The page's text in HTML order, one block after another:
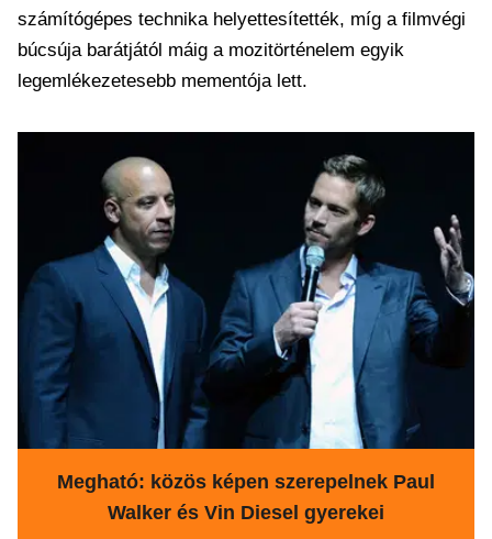
számítógépes technika helyettesítették, míg a filmvégi
búcsúja barátjától máig a mozitörténelem egyik
legemlékezetesebb mementója lett.
Megható: közös képen szerepelnek Paul
Walker és Vin Diesel gyerekei